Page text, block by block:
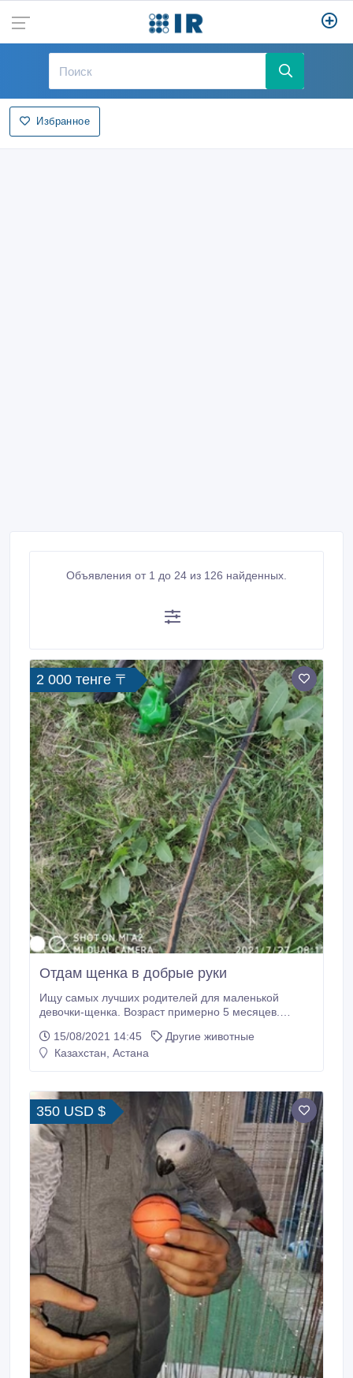
Избранное
Объявления от 1 до 24 из 126 найденных.
2 000 тенге 〒
Отдам щенка в добрые руки
Ищу самых лучших родителей для маленькой
девочки-щенка. Возраст примерно 5 месяцев.
маска. На груди белый фартушек. Сейчас она в
холке около 40-45 см. Прекрасно поладит с детьми.
15/08/2021 14:45
Другие животные
Казахстан, Астана
350 USD $